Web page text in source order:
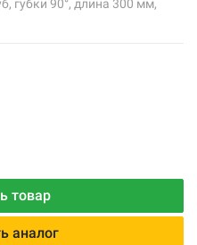
губки 90°, длина 300 мм,
товар
аналог